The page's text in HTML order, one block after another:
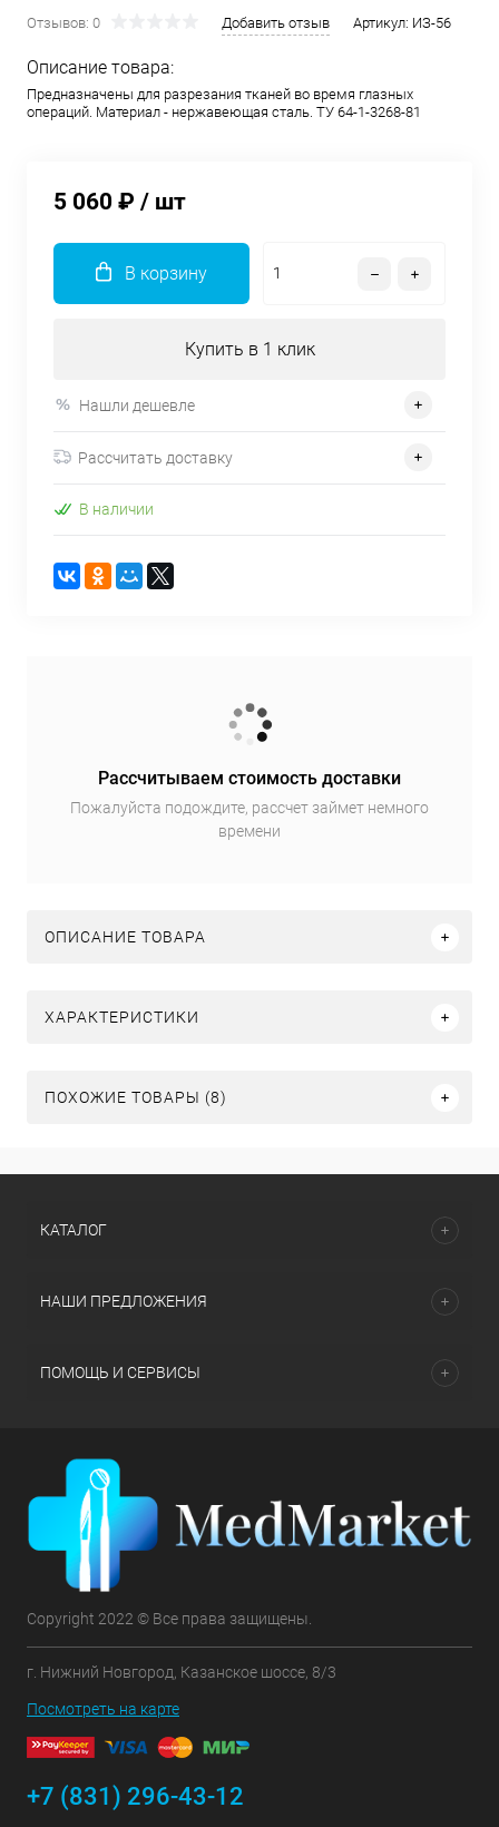
Отзывов: 0 Добавить отзыв Артикул: ИЗ-56
Описание товара:
Предназначены для разрезания тканей во время глазных
операций. Материал - нержавеющая сталь. ТУ 64-1-3268-81
5 060 ₽ / шт
В корзину
Купить в 1 клик
Нашли дешевле
Рассчитать доставку
В наличии
Рассчитываем стоимость доставки
Пожалуйста подождите, рассчет займет немного
времени
ОПИСАНИЕ ТОВАРА
ХАРАКТЕРИСТИКИ
ПОХОЖИЕ ТОВАРЫ (8)
КАТАЛОГ
НАШИ ПРЕДЛОЖЕНИЯ
ПОМОЩЬ И СЕРВИСЫ
Copyright 2022 © Все права защищены.
г. Нижний Новгород, Казанское шоссе, 8/3
Посмотреть на карте
+7 (831) 296-43-12